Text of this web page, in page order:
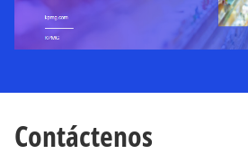
Contáctenos